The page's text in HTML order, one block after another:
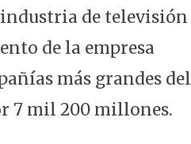
de televisión
de la empresa
más grandes del
7 mil 200 millones.